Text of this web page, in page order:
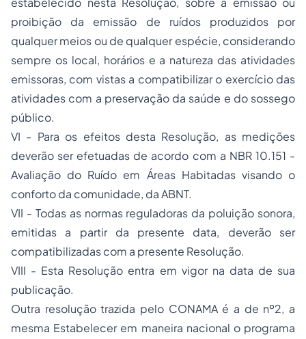
proibição da emissão de ruídos produzidos por
qualquer meios ou de qualquer espécie, considerando
sempre os local, horários e a natureza das atividades
emissoras, com vistas a compatibilizar o exercício das
atividades com a preservação da saúde e do sossego
público.
VI - Para os efeitos desta Resolução, as medições
deverão ser efetuadas de acordo com a NBR 10.151 -
Avaliação do Ruído em Áreas Habitadas visando o
conforto da comunidade, da ABNT.
VII - Todas as normas reguladoras da poluição sonora,
emitidas a partir da presente data, deverão ser
compatibilizadas com a presente Resolução.
VIII - Esta Resolução entra em vigor na data de sua
publicação.
Outra resolução trazida pelo CONAMA é a de nº2, a
mesma Estabelecer em maneira nacional o programa